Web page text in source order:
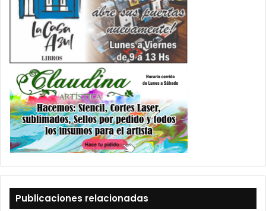
Publicaciones relacionadas